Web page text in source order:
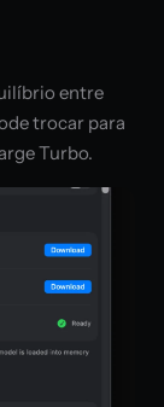
entre
trocar para
Turbo.